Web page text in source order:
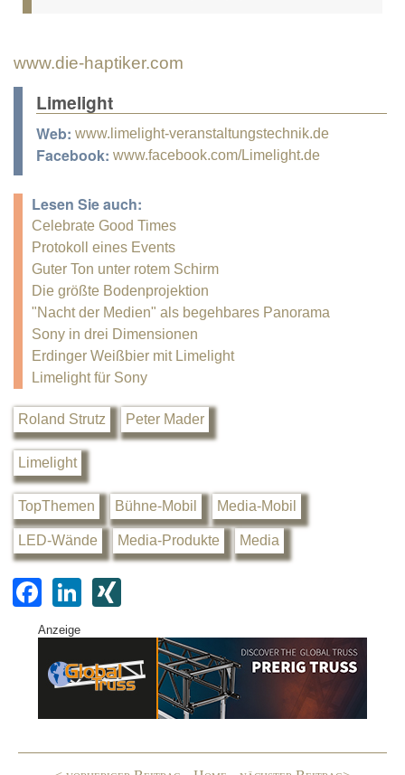
www.die-haptiker.com
Limelight
Web: www.limelight-veranstaltungstechnik.de
Facebook: www.facebook.com/Limelight.de
Lesen Sie auch:
Celebrate Good Times
Protokoll eines Events
Guter Ton unter rotem Schirm
Die größte Bodenprojektion
"Nacht der Medien" als begehbares Panorama
Sony in drei Dimensionen
Erdinger Weißbier mit Limelight
Limelight für Sony
Roland Strutz Peter Mader
Limelight
TopThemen Bühne-Mobil Media-Mobil
LED-Wände Media-Produkte Media
F
a
c
e
o
Li
k
e
G
Anzeige